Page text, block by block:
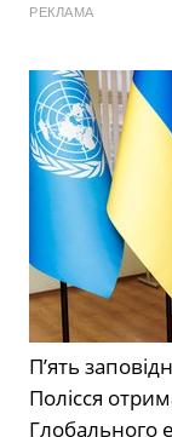
РЕКЛАМА
П’ять
Полісся
Глобального